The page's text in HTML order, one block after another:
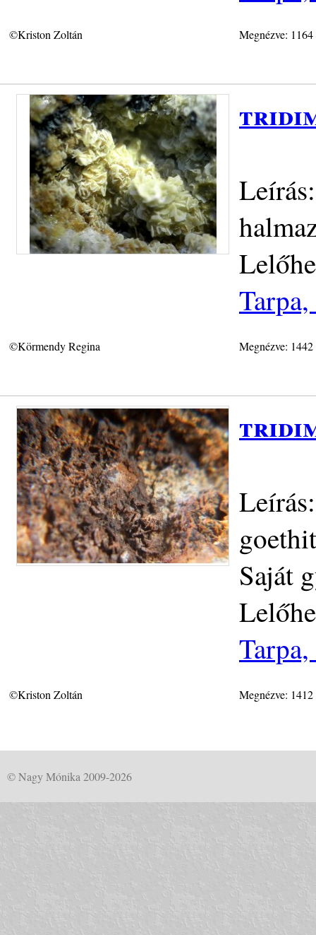
©Kriston Zoltán Megnézve:
©Körmendy Regina Megnézve:
Saját
©Kriston Zoltán Megnézve:
© Nagy Mónika 2009-2026